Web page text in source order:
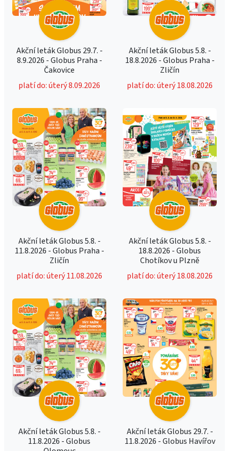
Akční leták Globus 29.7. -
8.9.2026 - Globus Praha -
Čakovice
platí do: úterý 8.09.2026
Akční leták Globus 5.8. -
18.8.2026 - Globus Praha -
Zličín
platí do: úterý 18.08.2026
Akční leták Globus 5.8. -
11.8.2026 - Globus Praha -
Zličín
platí do: úterý 11.08.2026
Akční leták Globus 5.8. -
18.8.2026 - Globus
Chotíkov u Plzně
platí do: úterý 18.08.2026
Akční leták Globus 5.8. -
11.8.2026 - Globus
Akční leták Globus 29.7. -
11.8.2026 - Globus Havířov